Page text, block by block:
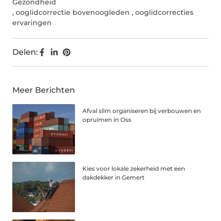
Gezondheid
, ooglidcorrectie bovenoogleden , ooglidcorrecties
ervaringen
Delen:
Meer Berichten
Afval slim organiseren bij verbouwen en
opruimen in Oss
Kies voor lokale zekerheid met een
dakdekker in Gemert